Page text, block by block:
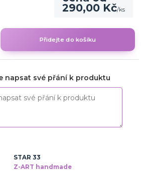
290,00 Kč/ks
Přidejte do košíku
napsat své přání k produktu
STAR 33
Z-ART handmade